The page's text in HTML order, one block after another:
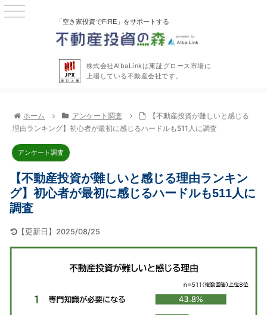
「空き家投資でFIRE」をサポートする
株式会社AlbaLinkは東証グロース市場に
上場している不動産会社です。
ホーム アンケート調査
【不動産投資が難しいと感じる
理由ランキング】初心者が最初に感じるハードルも511人に調査
アンケート調査
【不動産投資が難しいと感じる理由ランキン
グ】初心者が最初に感じるハードルも511人に
調査
【更新日】2025/08/25